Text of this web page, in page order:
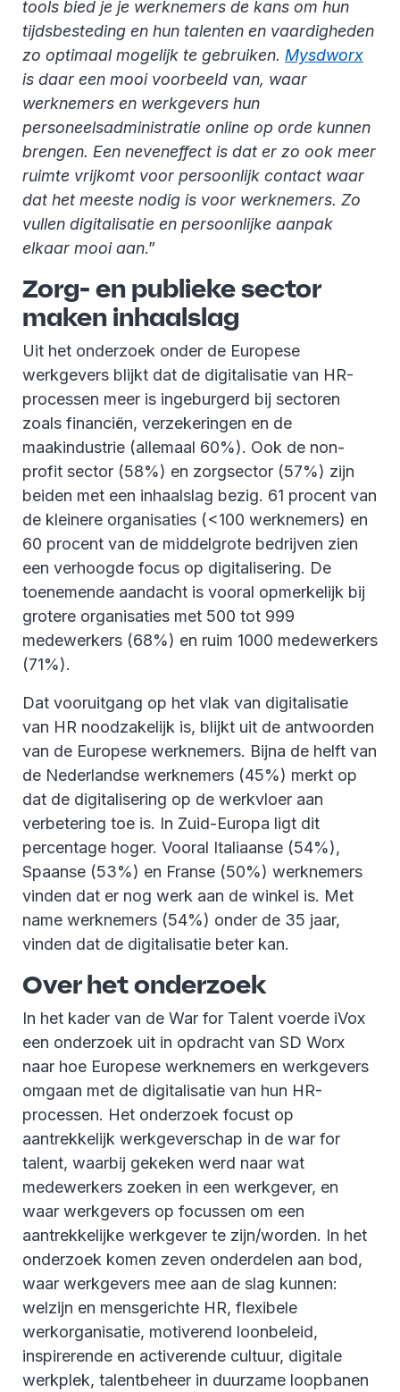
tools bied je je werknemers de kans om hun
tijdsbesteding en hun talenten en vaardigheden
zo optimaal mogelijk te gebruiken. Mysdworx
is daar een mooi voorbeeld van, waar
werknemers en werkgevers hun
personeelsadministratie online op orde kunnen
brengen. Een neveneffect is dat er zo ook meer
ruimte vrijkomt voor persoonlijk contact waar
dat het meeste nodig is voor werknemers. Zo
vullen digitalisatie en persoonlijke aanpak
elkaar mooi aan.”
Zorg- en publieke sector
maken inhaalslag
Uit het onderzoek onder de Europese
werkgevers blijkt dat de digitalisatie van HR-
processen meer is ingeburgerd bij sectoren
zoals financiën, verzekeringen en de
maakindustrie (allemaal 60%). Ook de non-
profit sector (58%) en zorgsector (57%) zijn
beiden met een inhaalslag bezig. 61 procent van
de kleinere organisaties (<100 werknemers) en
60 procent van de middelgrote bedrijven zien
een verhoogde focus op digitalisering. De
toenemende aandacht is vooral opmerkelijk bij
grotere organisaties met 500 tot 999
medewerkers (68%) en ruim 1000 medewerkers
(71%).
Dat vooruitgang op het vlak van digitalisatie
van HR noodzakelijk is, blijkt uit de antwoorden
van de Europese werknemers. Bijna de helft van
de Nederlandse werknemers (45%) merkt op
dat de digitalisering op de werkvloer aan
verbetering toe is. In Zuid-Europa ligt dit
percentage hoger. Vooral Italiaanse (54%),
Spaanse (53%) en Franse (50%) werknemers
vinden dat er nog werk aan de winkel is. Met
name werknemers (54%) onder de 35 jaar,
vinden dat de digitalisatie beter kan.
Over het onderzoek
In het kader van de War for Talent voerde iVox
een onderzoek uit in opdracht van SD Worx
naar hoe Europese werknemers en werkgevers
omgaan met de digitalisatie van hun HR-
processen. Het onderzoek focust op
aantrekkelijk werkgeverschap in de war for
talent, waarbij gekeken werd naar wat
medewerkers zoeken in een werkgever, en
waar werkgevers op focussen om een
aantrekkelijke werkgever te zijn/worden. In het
onderzoek komen zeven onderdelen aan bod,
waar werkgevers mee aan de slag kunnen:
welzijn en mensgerichte HR, flexibele
werkorganisatie, motiverend loonbeleid,
inspirerende en activerende cultuur, digitale
werkplek, talentbeheer in duurzame loopbanen